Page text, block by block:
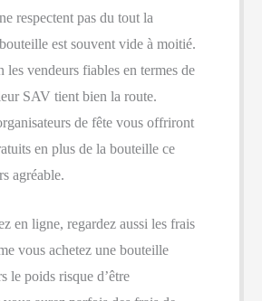
respectent pas du tout la
est souvent vide à moitié.
les vendeurs fiables en termes de
SAV tient bien la route.
de fête vous offriront
en plus de la bouteille ce
agréable.
en ligne, regardez aussi les frais
vous achetez une bouteille
le poids risque d’être